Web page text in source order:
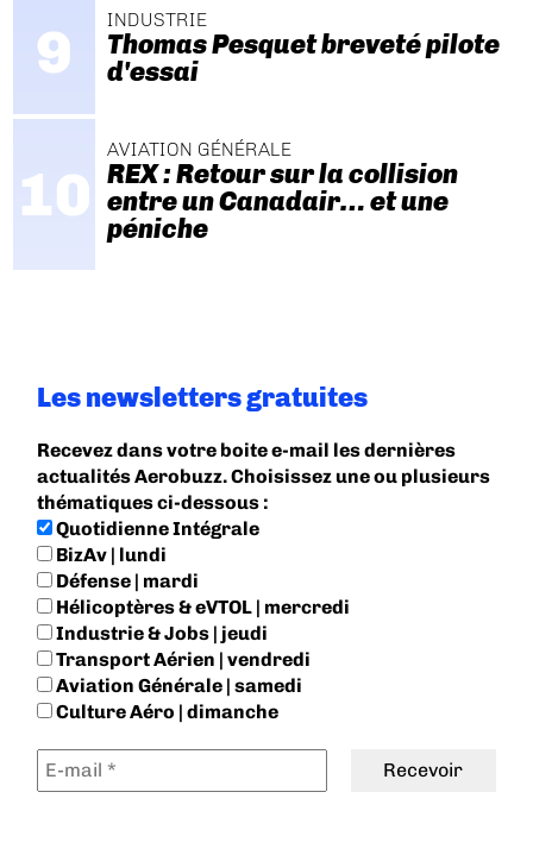
INDUSTRIE
Thomas Pesquet breveté pilote
d'essai
AVIATION GÉNÉRALE
REX : Retour sur la collision
entre un Canadair… et une
péniche
Les newsletters gratuites
Recevez dans votre boite e-mail les dernières
actualités Aerobuzz. Choisissez une ou plusieurs
thématiques ci-dessous :
Quotidienne Intégrale
BizAv | lundi
Défense | mardi
Hélicoptères & eVTOL | mercredi
Industrie & Jobs | jeudi
Transport Aérien | vendredi
Aviation Générale | samedi
Culture Aéro | dimanche